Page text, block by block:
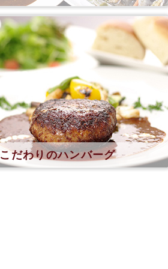
こだわりのハンバーグ